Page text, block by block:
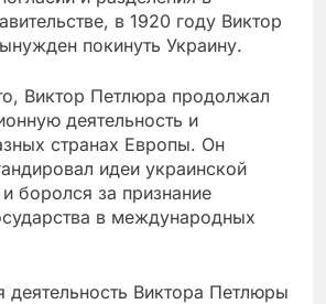
в 1920 году Виктор
покинуть Украину.
Виктор Петлюра продолжал
деятельность и
странах Европы. Он
идеи украинской
боролся за признание
в международных
деятельность Виктора Петлюры